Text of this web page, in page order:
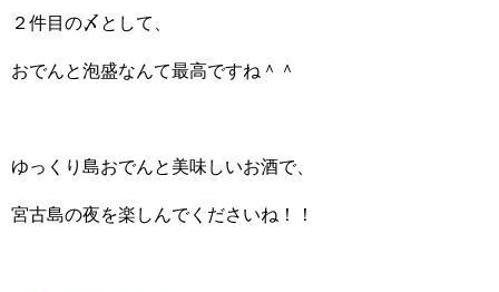
２件目の〆として、
おでんと泡盛なんて最高ですね＾＾
ゆっくり島おでんと美味しいお酒で、
宮古島の夜を楽しんでくださいね！！